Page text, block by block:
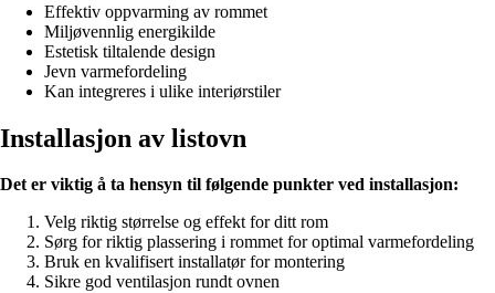
Effektiv oppvarming av rommet
Miljøvennlig energikilde
Estetisk tiltalende design
Jevn varmefordeling
Kan integreres i ulike interiørstiler
Installasjon av listovn
Det er viktig å ta hensyn til følgende punkter ved installasjon:
Velg riktig størrelse og effekt for ditt rom
Sørg for riktig plassering i rommet for optimal varmefordeling
Bruk en kvalifisert installatør for montering
Sikre god ventilasjon rundt ovnen